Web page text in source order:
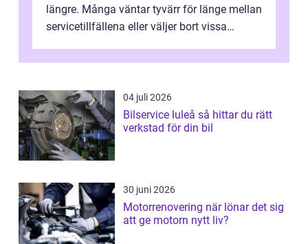
längre. Många väntar tyvärr för länge mellan
servicetillfällena eller väljer bort vissa
04 juli 2026
Bilservice luleå så hittar du rätt
verkstad för din bil
30 juni 2026
Motorrenovering när lönar det sig
att ge motorn nytt liv?